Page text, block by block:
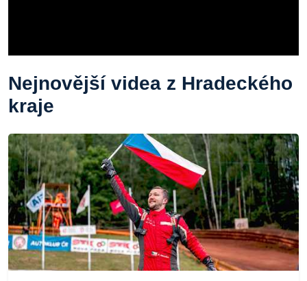
Nejnovější videa z Hradeckého
kraje